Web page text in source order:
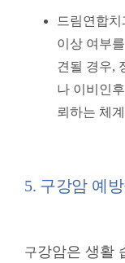
드림연합
이상 여부
견될 경우,
나 이비인
뢰하는 체
5. 구강암 예
구강암은 생활